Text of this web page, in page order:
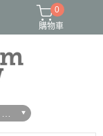
0
購物車